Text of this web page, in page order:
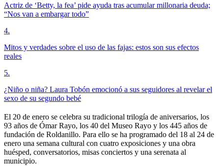
Actriz de ‘Betty, la fea’ pide ayuda tras acumular millonaria deuda;
“Nos van a embargar todo”
4.
Mitos y verdades sobre el uso de las fajas: estos son sus efectos
reales
5.
¿Niño o niña? Laura Tobón emocionó a sus seguidores al revelar el
sexo de su segundo bebé
El 20 de enero se celebra su tradicional trilogía de aniversarios, los
93 años de Ómar Rayo, los 40 del Museo Rayo y los 445 años de
fundación de Roldanillo. Para ello se ha programado del 18 al 24 de
enero una semana cultural con cuatro exposiciones y una obra
huésped, conversatorios, misas conciertos y una serenata al
municipio.